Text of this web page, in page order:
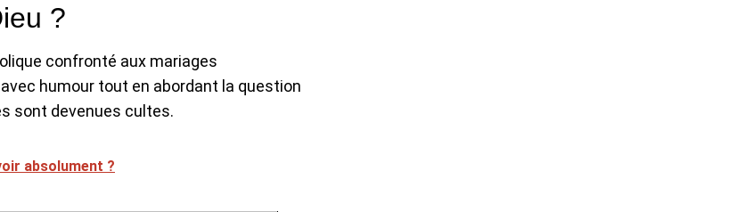
?
confronté aux mariages
humour tout en abordant la question
sont devenues cultes.
absolument ?